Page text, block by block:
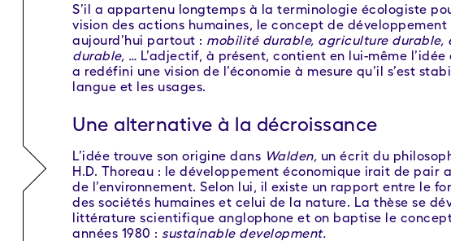
S’il a appartenu longtemps à la terminologie écologiste
vision des actions humaines, le concept de
aujourd’hui partout : mobilité durable, agriculture durable,
durable, … L’adjectif, à présent, contient en lui-même
a redéfini une vision de l’économie à mesure qu’il s’est
langue et les usages.
Une alternative à la décroissance
L’idée trouve son origine dans Walden, un écrit du
H.D. Thoreau : le développement économique irait de pair
de l’environnement. Selon lui, il existe un rapport entre le
des sociétés humaines et celui de la nature. La thèse se
littérature scientifique anglophone et on baptise le
années 1980 : sustainable development.